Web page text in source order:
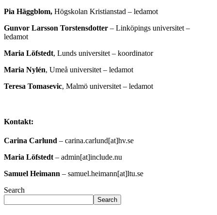
Pia Häggblom, Högskolan Kristianstad – ledamot
Gunvor Larsson Torstensdotter – Linköpings universitet –
ledamot
Maria Löfstedt, Lunds universitet – koordinator
Maria Nylén, Umeå universitet – ledamot
Teresa Tomasevic, Malmö universitet – ledamot
Kontakt:
Carina Carlund – carina.carlund[at]hv.se
Maria Löfstedt– admin[at]include.nu
Samuel Heimann – samuel.heimann[at]ltu.se
Search
Search